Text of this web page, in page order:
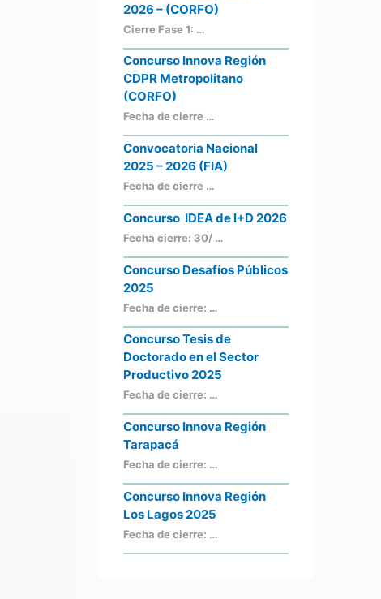
2026 – (CORFO)
Cierre Fase 1: …
Concurso Innova Región
CDPR Metropolitano
(CORFO)
Fecha de cierre …
Convocatoria Nacional
2025 – 2026 (FIA)
Fecha de cierre …
Concurso IDEA de I+D 2026
Fecha cierre: 30/ …
Concurso Desafíos Públicos
2025
Fecha de cierre: …
Concurso Tesis de
Doctorado en el Sector
Productivo 2025
Fecha de cierre: …
Concurso Innova Región
Tarapacá
Fecha de cierre: …
Concurso Innova Región
Los Lagos 2025
Fecha de cierre: …